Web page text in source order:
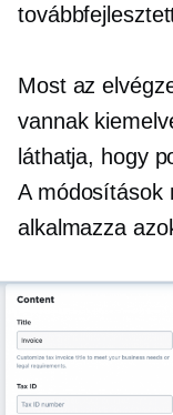
Most az
vannak
láthatja, hogy
A módosítások
alkalmazza